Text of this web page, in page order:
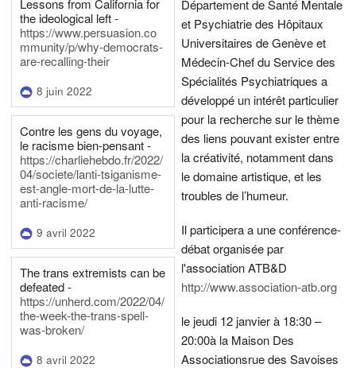
Lessons from California for
the ideological left -
https://www.persuasion.co
mmunity/p/why-democrats-
are-recalling-their
8 juin 2022
Contre les gens du voyage,
le racisme bien-pensant -
https://charliehebdo.fr/2022/
04/societe/lanti-tsiganisme-
est-angle-mort-de-la-lutte-
anti-racisme/
9 avril 2022
The trans extremists can be
defeated -
https://unherd.com/2022/04/
the-week-the-trans-spell-
was-broken/
8 avril 2022
Département de Santé Mentale
et Psychiatrie des Hôpitaux
Universitaires de Genève et
Médecin-Chef du Service des
Spécialités Psychiatriques a
développé un intérêt particulier
pour la recherche sur le thème
des liens pouvant exister entre
la créativité, notamment dans
le domaine artistique, et les
troubles de l’humeur.
Il participera a une conférence-
débat organisée par
l'association ATB&D
http://www.association-atb.org
le jeudi 12 janvier à 18:30 –
20:00à la Maison Des
Associationsrue des Savoises